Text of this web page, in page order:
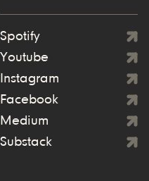
Spotify
Youtube
Instagram
Facebook
Medium
Substack